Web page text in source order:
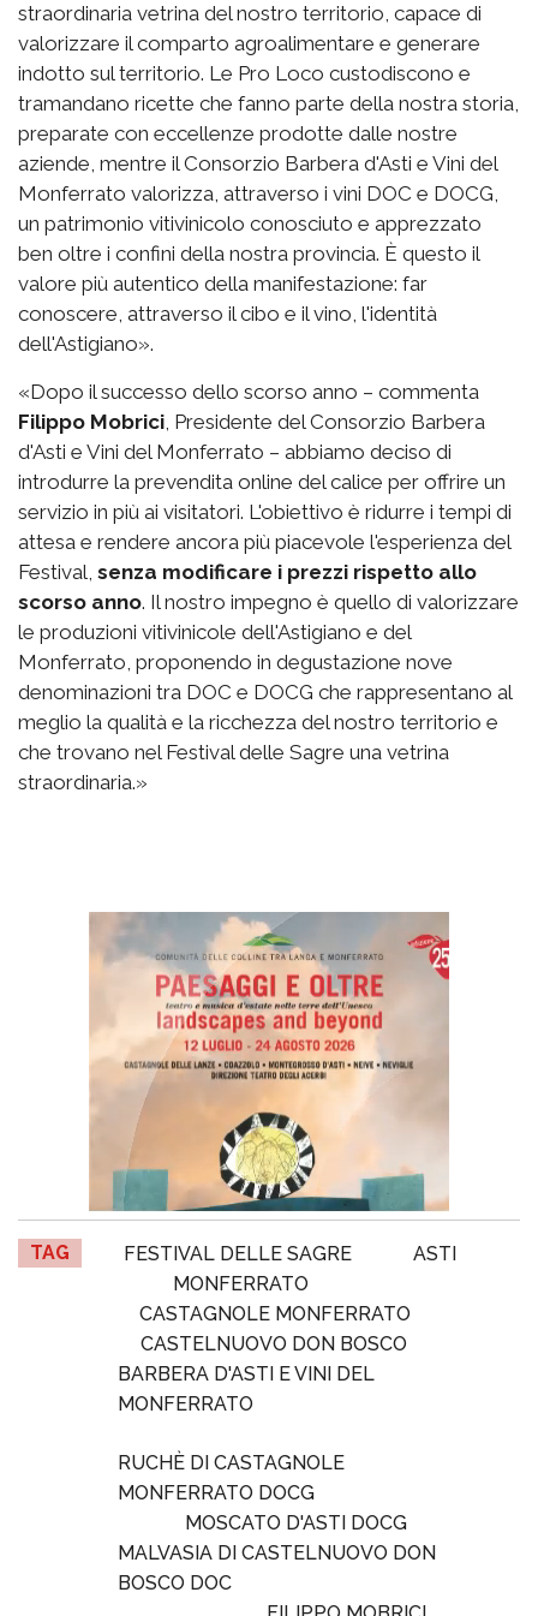
straordinaria vetrina del nostro territorio, capace di
valorizzare il comparto agroalimentare e generare
indotto sul territorio. Le Pro Loco custodiscono e
tramandano ricette che fanno parte della nostra storia,
preparate con eccellenze prodotte dalle nostre
aziende, mentre il Consorzio Barbera d'Asti e Vini del
Monferrato valorizza, attraverso i vini DOC e DOCG,
un patrimonio vitivinicolo conosciuto e apprezzato
ben oltre i confini della nostra provincia. È questo il
valore più autentico della manifestazione: far
conoscere, attraverso il cibo e il vino, l'identità
dell'Astigiano».
«Dopo il successo dello scorso anno – commenta
Filippo Mobrici, Presidente del Consorzio Barbera
d'Asti e Vini del Monferrato – abbiamo deciso di
introdurre la prevendita online del calice per offrire un
servizio in più ai visitatori. L'obiettivo è ridurre i tempi di
attesa e rendere ancora più piacevole l'esperienza del
Festival, senza modificare i prezzi rispetto allo
scorso anno. Il nostro impegno è quello di valorizzare
le produzioni vitivinicole dell'Astigiano e del
Monferrato, proponendo in degustazione nove
denominazioni tra DOC e DOCG che rappresentano al
meglio la qualità e la ricchezza del nostro territorio e
che trovano nel Festival delle Sagre una vetrina
straordinaria.»
TAG FESTIVAL DELLE SAGRE
ASTI
MONFERRATO
CASTAGNOLE MONFERRATO
CASTELNUOVO DON BOSCO
BARBERA D'ASTI E VINI DEL
MONFERRATO
RUCHÈ DI CASTAGNOLE
MONFERRATO DOCG
MOSCATO D'ASTI DOCG
MALVASIA DI CASTELNUOVO DON
BOSCO DOC